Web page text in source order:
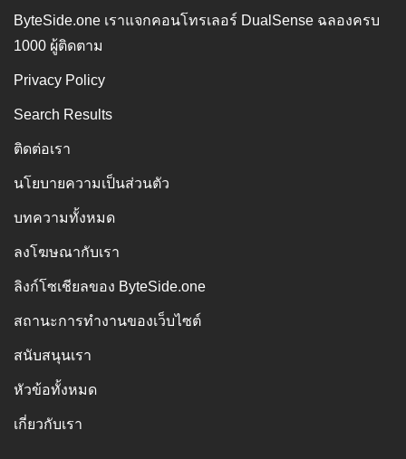
ByteSide.one เราแจกคอนโทรเลอร์ DualSense ฉลองครบ
1000 ผู้ติดตาม
Privacy Policy
Search Results
ติดต่อเรา
นโยบายความเป็นส่วนตัว
บทความทั้งหมด
ลงโฆษณากับเรา
ลิงก์โซเชียลของ ByteSide.one
สถานะการทำงานของเว็บไซต์
สนับสนุนเรา
หัวข้อทั้งหมด
เกี่ยวกับเรา